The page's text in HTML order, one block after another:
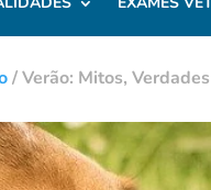
/Verão: Mitos,